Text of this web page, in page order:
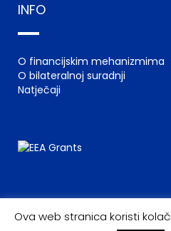
INFO
O financijskim mehanizmima
O bilateralnoj suradnji
Natječaji
Ova web stranica koristi